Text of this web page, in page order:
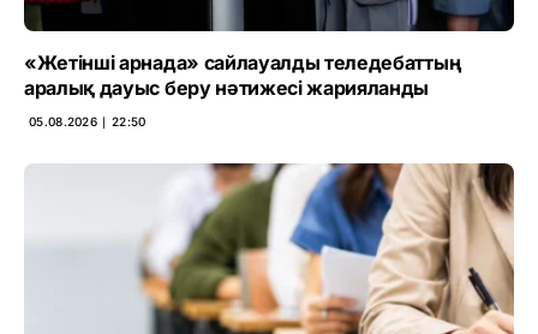
«Жетінші арнада» сайлауалды теледебаттың
аралық дауыс беру нәтижесі жарияланды
05.08.2026 ∣ 22:50